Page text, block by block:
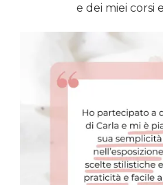
e dei miei corsi